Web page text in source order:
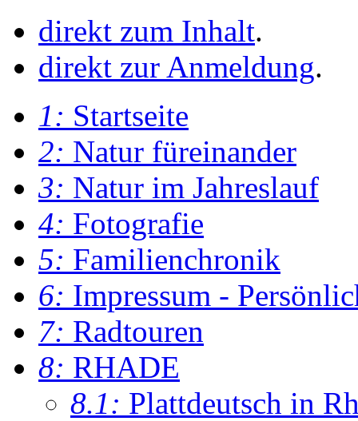
direkt zum Inhalt.
direkt zur Anmeldung.
1: Startseite
2: Natur füreinander
3: Natur im Jahreslauf
4: Fotografie
5: Familienchronik
6: Impressum -
7: Radtouren
8: RHADE
8.1: Plattdeutsch in